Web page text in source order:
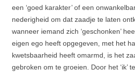
een ‘goed karakter’ of een
nederigheid om dat zaadje te laten
wanneer iemand zich ‘geschonken’
eigen ego heeft opgegeven, met het
kwetsbaarheid heeft omarmd, is het
gebroken om te groeien. Door het ‘ik’